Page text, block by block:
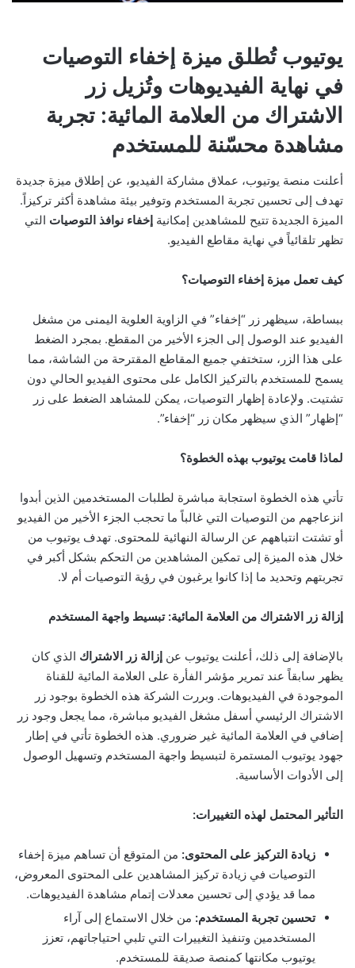
يوتيوب تُطلق ميزة إخفاء التوصيات
في نهاية الفيديوهات وتُزيل زر
الاشتراك من العلامة المائية: تجربة
مشاهدة محسّنة للمستخدم
أعلنت منصة يوتيوب، عملاق مشاركة الفيديو، عن إطلاق ميزة جديدة
تهدف إلى تحسين تجربة المستخدم وتوفير بيئة مشاهدة أكثر تركيزاً.
الميزة الجديدة تتيح للمشاهدين إمكانية إخفاء نوافذ التوصيات التي
تظهر تلقائياً في نهاية مقاطع الفيديو.
كيف تعمل ميزة إخفاء التوصيات؟
ببساطة، سيظهر زر “إخفاء” في الزاوية العلوية اليمنى من مشغل
الفيديو عند الوصول إلى الجزء الأخير من المقطع. بمجرد الضغط
على هذا الزر، ستختفي جميع المقاطع المقترحة من الشاشة، مما
يسمح للمستخدم بالتركيز الكامل على محتوى الفيديو الحالي دون
تشتيت. ولإعادة إظهار التوصيات، يمكن للمشاهد الضغط على زر
“إظهار” الذي سيظهر مكان زر “إخفاء”.
لماذا قامت يوتيوب بهذه الخطوة؟
تأتي هذه الخطوة استجابة مباشرة لطلبات المستخدمين الذين أبدوا
انزعاجهم من التوصيات التي غالباً ما تحجب الجزء الأخير من الفيديو
أو تشتت انتباههم عن الرسالة النهائية للمحتوى. تهدف يوتيوب من
خلال هذه الميزة إلى تمكين المشاهدين من التحكم بشكل أكبر في
تجربتهم وتحديد ما إذا كانوا يرغبون في رؤية التوصيات أم لا.
إزالة زر الاشتراك من العلامة المائية: تبسيط واجهة المستخدم
بالإضافة إلى ذلك، أعلنت يوتيوب عن إزالة زر الاشتراك الذي كان
يظهر سابقاً عند تمرير مؤشر الفأرة على العلامة المائية للقناة
الموجودة في الفيديوهات. وبررت الشركة هذه الخطوة بوجود زر
الاشتراك الرئيسي أسفل مشغل الفيديو مباشرة، مما يجعل وجود زر
إضافي في العلامة المائية غير ضروري. هذه الخطوة تأتي في إطار
جهود يوتيوب المستمرة لتبسيط واجهة المستخدم وتسهيل الوصول
إلى الأدوات الأساسية.
التأثير المحتمل لهذه التغييرات:
زيادة التركيز على المحتوى: من المتوقع أن تساهم ميزة إخفاء
التوصيات في زيادة تركيز المشاهدين على المحتوى المعروض،
مما قد يؤدي إلى تحسين معدلات إتمام مشاهدة الفيديوهات.
تحسين تجربة المستخدم: من خلال الاستماع إلى آراء
المستخدمين وتنفيذ التغييرات التي تلبي احتياجاتهم، تعزز
يوتيوب مكانتها كمنصة صديقة للمستخدم.